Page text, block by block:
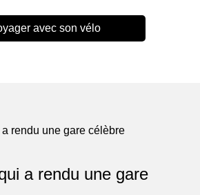
avec son vélo
a rendu une gare